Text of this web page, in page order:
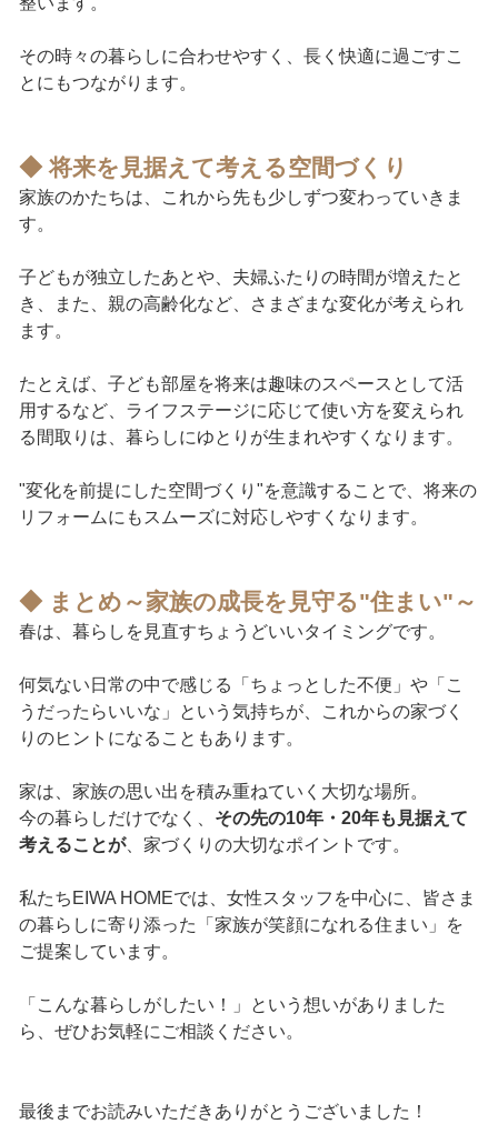
その時々の暮らしに合わせやすく、長く快適に過ごすこ
とにもつながります。
◆ 将来を見据えて考える空間づくり
家族のかたちは、これから先も少しずつ変わっていきま
す。
子どもが独立したあとや、夫婦ふたりの時間が増えたと
き、また、親の高齢化など、さまざまな変化が考えられ
ます。
たとえば、子ども部屋を将来は趣味のスペースとして活
用するなど、ライフステージに応じて使い方を変えられ
る間取りは、暮らしにゆとりが生まれやすくなります。
"変化を前提にした空間づくり"を意識することで、将来の
リフォームにもスムーズに対応しやすくなります。
◆ まとめ～家族の成長を見守る"住まい"～
春は、暮らしを見直すちょうどいいタイミングです。
何気ない日常の中で感じる「ちょっとした不便」や「こ
うだったらいいな」という気持ちが、これからの家づく
りのヒントになることもあります。
家は、家族の思い出を積み重ねていく大切な場所。
今の暮らしだけでなく、 その先の10年・20年も見据えて
考えることが、家づくりの大切なポイントです。
私たちEIWA HOMEでは、女性スタッフを中心に、皆さま
の暮らしに寄り添った「家族が笑顔になれる住まい」を
ご提案しています。
「こんな暮らしがしたい！」という想いがありました
ら、ぜひお気軽にご相談ください。
最後までお読みいただきありがとうございました！